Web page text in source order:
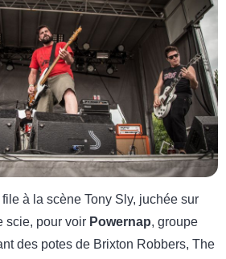
à la scène Tony Sly, juchée sur
scie, pour voir Powernap, groupe
des potes de Brixton Robbers, The